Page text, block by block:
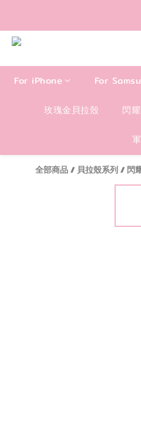
For iPhone For
玫瑰金貝拉殼 閃
全部商品/ 貝拉殼系列/ 閃